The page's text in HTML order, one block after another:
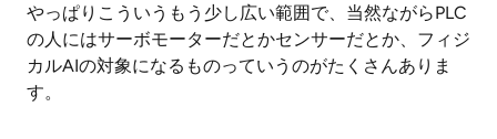
やっぱりこういうもう少し広い範囲で、当然ながらPLC
の人にはサーボモーターだとかセンサーだとか、フィジ
カルAIの対象になるものっていうのがたくさんありま
す。